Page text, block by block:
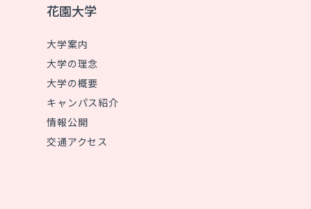
花園大学
大学案内
大学の理念
大学の概要
キャンパス紹介
情報公開
交通アクセス